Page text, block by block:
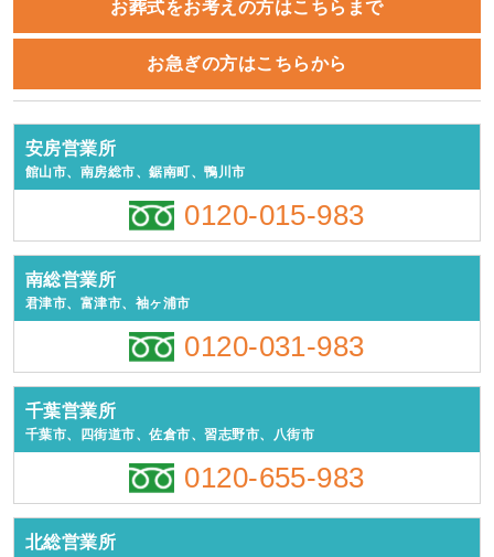
お葬式をお考えの方はこちらまで
お急ぎの方はこちらから
安房営業所
館山市、南房総市、鋸南町、鴨川市
0120-015-983
南総営業所
君津市、富津市、袖ヶ浦市
0120-031-983
千葉営業所
千葉市、四街道市、佐倉市、習志野市、八街市
0120-655-983
北総営業所